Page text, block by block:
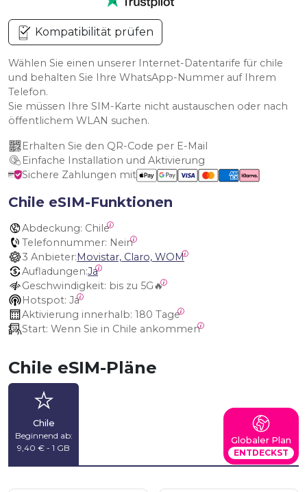
Kompatibilität prüfen
Wählen Sie einen unserer Internet-Datentarife für chile
und behalten Sie Ihre WhatsApp-Nummer auf Ihrem
Telefon.
Sie müssen Ihre SIM-Karte nicht austauschen oder nach
öffentlichem WLAN suchen.
Erhalten Sie den QR-Code per E-Mail
Einfache Installation und Aktivierung
Sichere Zahlungen mit
Chile eSIM-Funktionen
Abdeckung: Chile
Telefonnummer: Nein
3 Anbieter:Movistar, Claro, WOM
Aufladungen:Ja
Geschwindigkeit: bis zu 5G🔥
Hotspot: Ja
Aktivierung innerhalb: 180 Tage
Start: Wenn Sie in Chile ankommen
Chile eSIM-Pläne
Chile
Beginnend ab:
9,40 € - 1 GB
Globaler Plan
ENTDECKST